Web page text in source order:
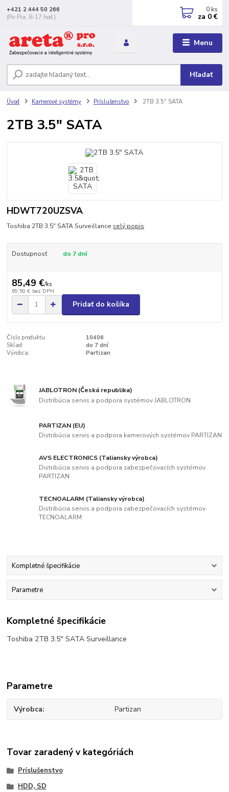
Menu
Hľadať
+421 2 444 50 266
(Po-Pia, 8-17 hod.)
0 ks
za 0 €
Úvod Kamerové systémy Príslušenstvo 2TB 3.5" SATA
2TB 3.5" SATA
HDWT720UZSVA
Toshiba 2TB 3.5" SATA Surveillance celý popis
Dostupnosť do 7 dní
85,49 €/ks
69,50 € bez DPH
Pridať do košíka
Číslo produktu:
10406
Sklad:
do 7 dní
Výrobca:
Partizan
JABLOTRON (Česká republika)
Distribúcia servis a podpora systémov JABLOTRON
PARTIZAN (EU)
Distribúcia servis a podpora kamerových systémov PARTIZAN
AVS ELECTRONICS (Taliansky výrobca)
Distribúcia servis a podpora zabezpečovacích systémov
PARTIZAN
TECNOALARM (Taliansky výrobca)
Distribúcia servis a podpora zabezpečovacích systémov
TECNOALARM
Kompletné špecifikácie
Parametre
Kompletné špecifikácie
Toshiba 2TB 3.5" SATA Surveillance
Parametre
Výrobca Partizan
Tovar zaradený v kategóriách
Príslušenstvo
HDD, SD